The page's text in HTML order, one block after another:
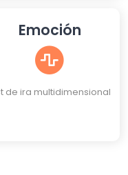
Emoción
de ira multidimensional